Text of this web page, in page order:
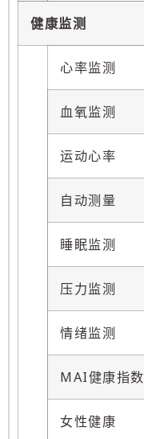
健康监测
心率监测
血氧监测
运动心率
自动测量
睡眠监测
压力监测
情绪监测
MAI健康指数
女性健康